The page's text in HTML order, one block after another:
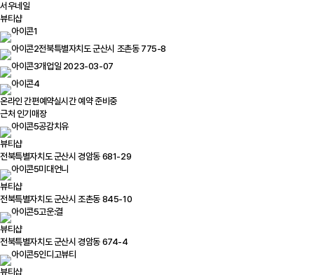
서우네일
뷰티샵
전북특별자치도 군산시 조촌동 775-8
개업일 2023-03-07
온라인 간편예약실시간 예약 준비중
근처 인기매장
공감치유
뷰티샵
전북특별자치도 군산시 경암동 681-29
미대언니
뷰티샵
전북특별자치도 군산시 조촌동 845-10
고운:결
뷰티샵
전북특별자치도 군산시 경암동 674-4
인디고뷰티
뷰티샵